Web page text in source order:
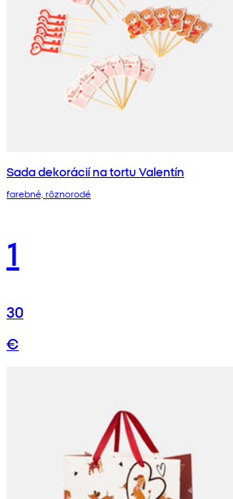
Sada dekorácií na tortu Valentín
farebné, rôznorodé
1
30
€